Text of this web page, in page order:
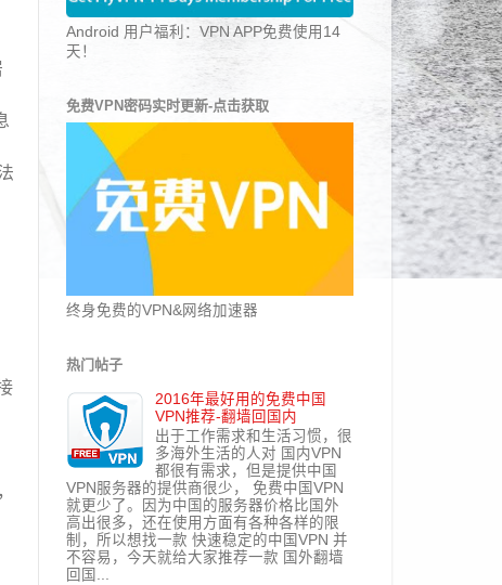
Android 用户福利：VPN APP免费使用14
天！
免费VPN密码实时更新-点击获取
终身免费的VPN&网络加速器
热门帖子
2016年最好用的免费中国
VPN推荐-翻墙回国内
出于工作需求和生活习惯，很
多海外生活的人对 国内VPN
都很有需求，但是提供中国
VPN服务器的提供商很少， 免费中国VPN
就更少了。因为中国的服务器价格比国外
高出很多，还在使用方面有各种各样的限
制，所以想找一款 快速稳定的中国VPN 并
不容易，今天就给大家推荐一款 国外翻墙
回国...